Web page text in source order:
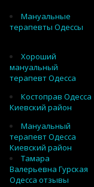
Мануальные
терапевты Одессы
Хороший
мануальный
терапевт Одесса
Костоправ Одесса
Киевский район
Мануальный
терапевт Одесса
Киевский район
Тамара
Валерьевна Гурская
Одесса отзывы